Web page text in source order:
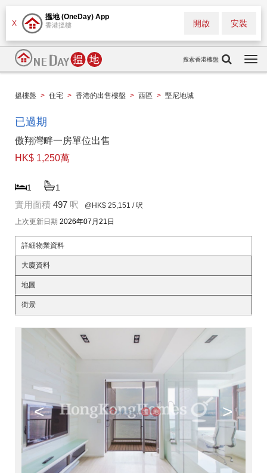
X
搵地 (OneDay) App
香港搵樓 安裝
開啟
搜索香港樓盤
搵樓盤 > 住宅 > 香港的出售樓盤 > 西區 > 堅尼地城
已過期
傲翔灣畔一房單位出售
HK$ 1,250萬
1 1
實用面積 497 呎 @HK$ 25,151 / 呎
上次更新日期 2026年07月21日
詳細物業資料
大廈資料
地圖
街景
< >